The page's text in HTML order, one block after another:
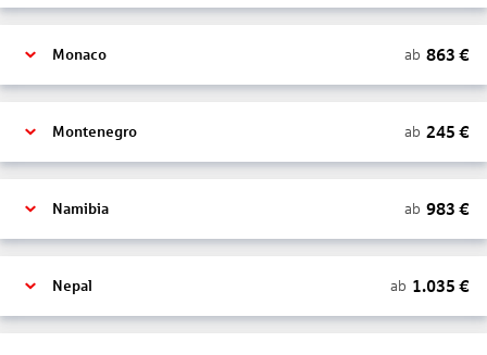
Monaco ab 863 €
Montenegro ab 245 €
Namibia ab 983 €
Nepal ab 1.035 €